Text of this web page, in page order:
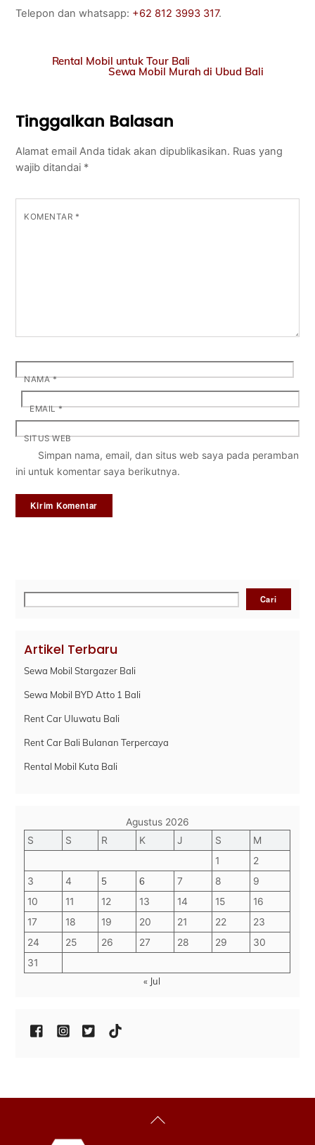
Telepon dan whatsapp: +62 812 3993 317.
Rental Mobil untuk Tour Bali
Sewa Mobil Murah di Ubud Bali
Tinggalkan Balasan
Alamat email Anda tidak akan dipublikasikan. Ruas yang
wajib ditandai *
KOMENTAR *
NAMA*
EMAIL*
SITUS WEB
Simpan nama, email, dan situs web saya pada peramban
ini untuk komentar saya berikutnya.
Cari Cari
Artikel Terbaru
Sewa Mobil Stargazer Bali
Sewa Mobil BYD Atto 1 Bali
Rent Car Uluwatu Bali
Rent Car Bali Bulanan Terpercaya
Rental Mobil Kuta Bali
Agustus 2026
S
S R K J S
M
1
2
3
4 5 6 7 8
9
10
11 12 13 14 15
16
17
18 19 20 21 22
23
24
25 26 27 28 29
30
31
« Jul
Back